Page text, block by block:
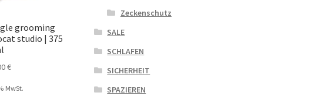
grooming
studio | 375
€
MwSt.
Zeckenschutz
SALE
SCHLAFEN
SICHERHEIT
SPAZIEREN